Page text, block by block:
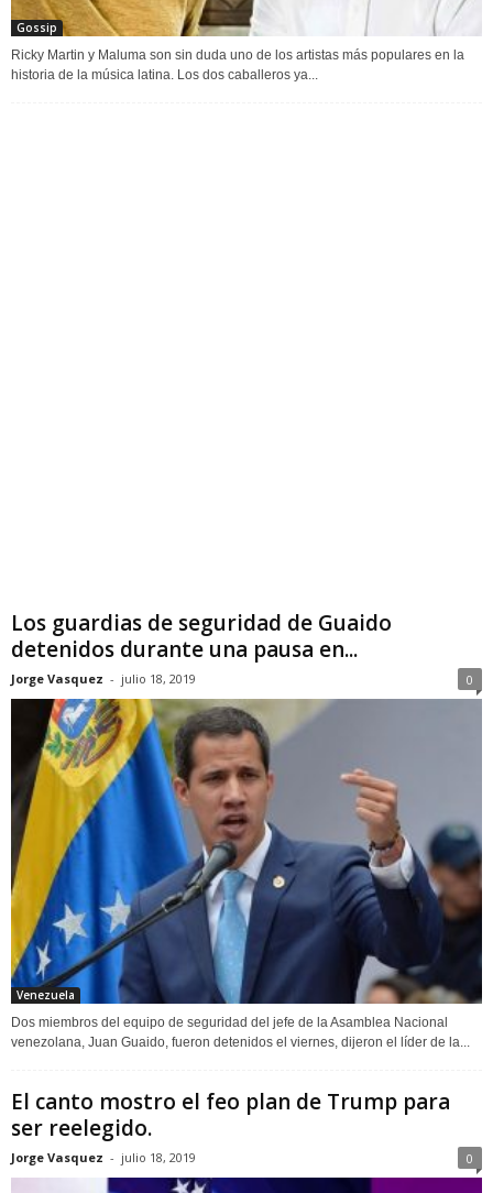
Gossip
Ricky Martin y Maluma son sin duda uno de los artistas más populares en la
historia de la música latina. Los dos caballeros ya...
Los guardias de seguridad de Guaido
detenidos durante una pausa en...
Jorge Vasquez - julio 18, 2019 0
Venezuela
Dos miembros del equipo de seguridad del jefe de la Asamblea Nacional
venezolana, Juan Guaido, fueron detenidos el viernes, dijeron el líder de la...
El canto mostro el feo plan de Trump para
ser reelegido.
Jorge Vasquez - julio 18, 2019 0